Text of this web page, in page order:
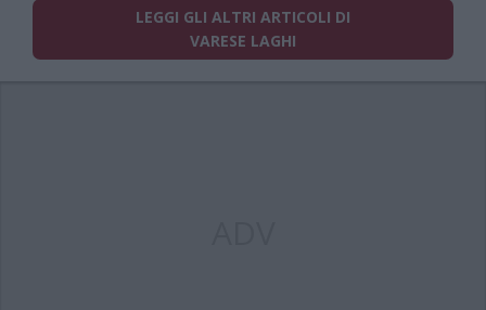
LEGGI GLI ALTRI ARTICOLI DI
VARESE LAGHI